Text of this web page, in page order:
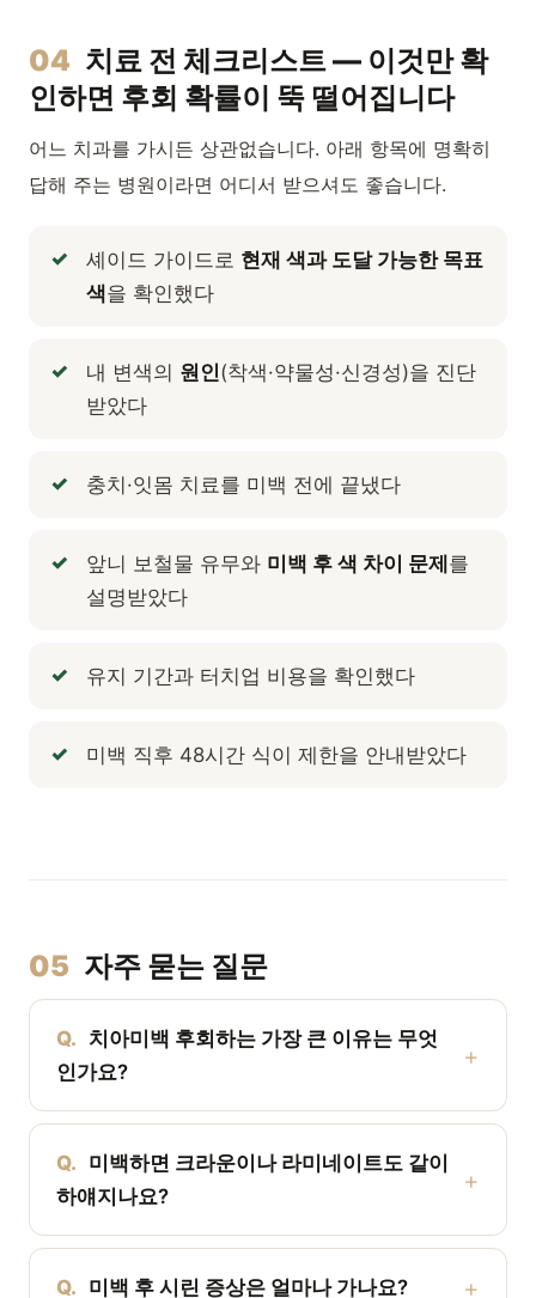
04 치료 전 체크리스트 — 이것만 확
인하면 후회 확률이 뚝 떨어집니다
어느 치과를 가시든 상관없습니다. 아래 항목에 명확히
답해 주는 병원이라면 어디서 받으셔도 좋습니다.
셰이드 가이드로 현재 색과 도달 가능한 목표
색을 확인했다
내 변색의 원인(착색·약물성·신경성)을 진단
받았다
충치·잇몸 치료를 미백 전에 끝냈다
앞니 보철물 유무와 미백 후 색 차이 문제 를
설명받았다
유지 기간과 터치업 비용을 확인했다
미백 직후 48시간 식이 제한을 안내받았다
05 자주 묻는 질문
Q. 치아미백 후회하는 가장 큰 이유는 무엇
인가요?
Q. 미백하면 크라운이나 라미네이트도 같이
하얘지나요?
Q. 미백 후 시린 증상은 얼마나 가나요?